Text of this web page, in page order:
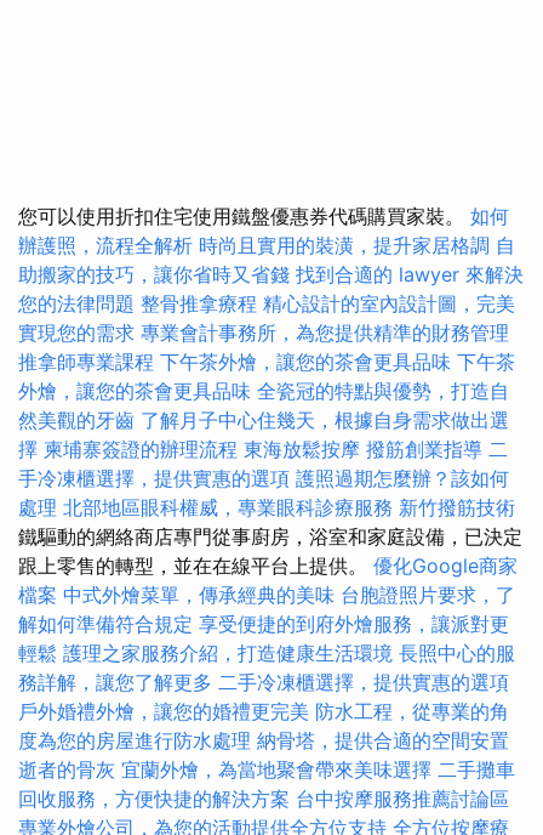
您可以使用折扣住宅使用鐵盤優惠券代碼購買家裝。 如何
辦護照，流程全解析 時尚且實用的裝潢，提升家居格調 自
助搬家的技巧，讓你省時又省錢 找到合適的 lawyer 來解決
您的法律問題 整骨推拿療程 精心設計的室內設計圖，完美
實現您的需求 專業會計事務所，為您提供精準的財務管理
推拿師專業課程 下午茶外燴，讓您的茶會更具品味 下午茶
外燴，讓您的茶會更具品味 全瓷冠的特點與優勢，打造自
然美觀的牙齒 了解月子中心住幾天，根據自身需求做出選
擇 柬埔寨簽證的辦理流程 東海放鬆按摩 撥筋創業指導 二
手冷凍櫃選擇，提供實惠的選項 護照過期怎麼辦？該如何
處理 北部地區眼科權威，專業眼科診療服務 新竹撥筋技術
鐵驅動的網絡商店專門從事廚房，浴室和家庭設備，已決定
跟上零售的轉型，並在在線平台上提供。 優化Google商家
檔案 中式外燴菜單，傳承經典的美味 台胞證照片要求，了
解如何準備符合規定 享受便捷的到府外燴服務，讓派對更
輕鬆 護理之家服務介紹，打造健康生活環境 長照中心的服
務詳解，讓您了解更多 二手冷凍櫃選擇，提供實惠的選項
戶外婚禮外燴，讓您的婚禮更完美 防水工程，從專業的角
度為您的房屋進行防水處理 納骨塔，提供合適的空間安置
逝者的骨灰 宜蘭外燴，為當地聚會帶來美味選擇 二手攤車
回收服務，方便快捷的解決方案 台中按摩服務推薦討論區
專業外燴公司，為您的活動提供全方位支持 全方位按摩療